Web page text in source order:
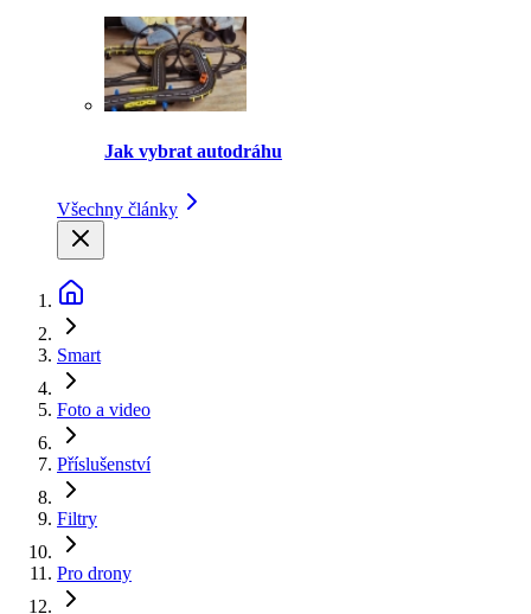
Jak vybrat autodráhu
Všechny články
Smart
Foto a video
Příslušenství
Filtry
Pro drony